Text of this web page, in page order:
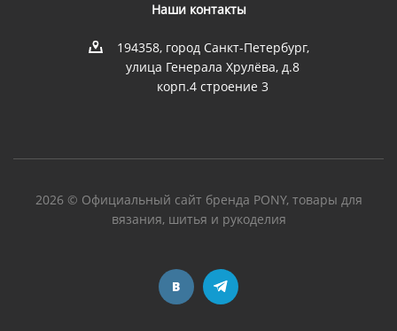
Наши контакты
194358, город Санкт-Петербург,
улица Генерала Хрулёва, д.8
корп.4 строение 3
2026 © Официальный сайт бренда PONY, товары для
вязания, шитья и рукоделия